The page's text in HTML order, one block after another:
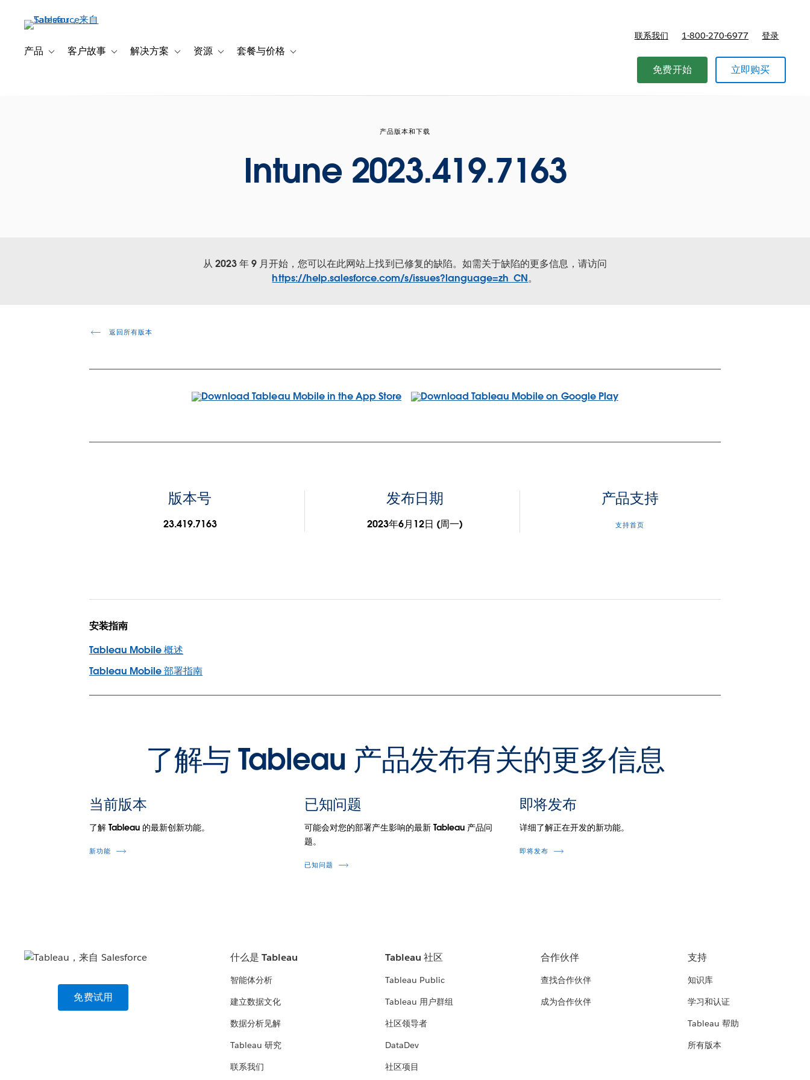
产品 Toggle sub-navigation for 产品
客户故事 Toggle sub-navigation for 客户故事
解决方案 Toggle sub-navigation for 解决方案
资源 Toggle sub-navigation for 资源
套餐与价格 Toggle sub-navigation for 套餐与价格
联系我们 1-800-270-6977 登录
免费开始 立即购买
产品版本和下载
Intune 2023.419.7163
从 2023 年 9 月开始，您可以在此网站上找到已修复的缺陷。如需关于缺陷的更多信息，请访问
https://help.salesforce.com/s/issues?language=zh_CN。
返回所有版本
版本号
23.419.7163
发布日期
2023年6月12日 (周一)
产品支持
支持首页
安装指南
Tableau Mobile 概述
Tableau Mobile 部署指南
了解与 Tableau 产品发布有关的更多信息
当前版本
了解 Tableau 的最新创新功能。
新功能
已知问题
可能会对您的部署产生影响的最新 Tableau 产品问
题。
已知问题
即将发布
详细了解正在开发的新功能。
即将发布
免费试用
什么是 Tableau
智能体分析
建立数据文化
数据分析见解
Tableau 研究
联系我们
Tableau 社区
Tableau Public
Tableau 用户群组
社区领导者
DataDev
社区项目
合作伙伴
查找合作伙伴
成为合作伙伴
支持
知识库
学习和认证
Tableau 帮助
所有版本